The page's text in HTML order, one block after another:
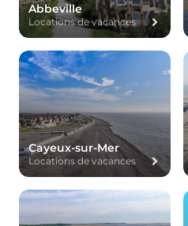
Abbeville
Locations de vacances
Cayeux-sur-Mer
Locations de vacances